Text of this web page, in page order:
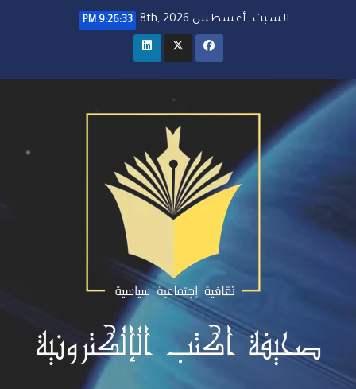
السبت. أغسطس 8th, 2026 9:26:34 PM